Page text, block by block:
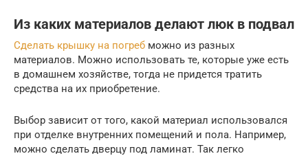
Из каких материалов делают люк в подвал
Сделать крышку на погреб можно из разных
материалов. Можно использовать те, которые уже есть
в домашнем хозяйстве, тогда не придется тратить
средства на их приобретение.
Выбор зависит от того, какой материал использовался
при отделке внутренних помещений и пола. Например,
можно сделать дверцу под ламинат. Так легко